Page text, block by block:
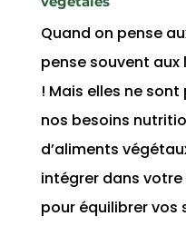
Quand on pense
pense souvent
! Mais elles ne
nos besoins
d’aliments
intégrer dans
pour équilibrer vos